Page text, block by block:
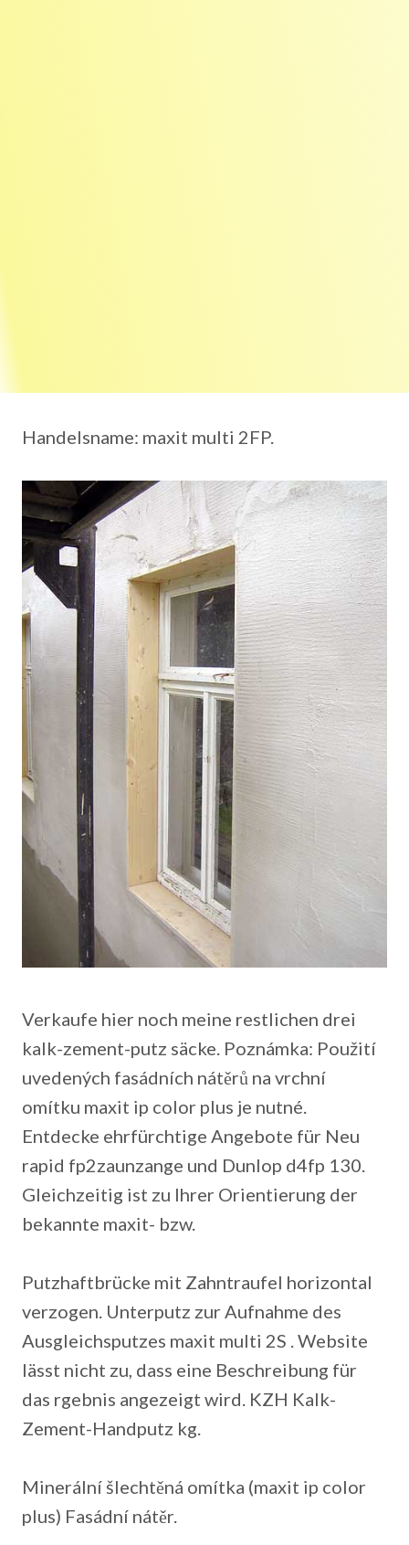
Handelsname: maxit multi 2FP.
Verkaufe hier noch meine restlichen drei
kalk-zement-putz säcke. Poznámka: Použití
uvedených fasádních nátěrů na vrchní
omítku maxit ip color plus je nutné.
Entdecke ehrfürchtige Angebote für Neu
rapid fp2zaunzange und Dunlop d4fp 130.
Gleichzeitig ist zu Ihrer Orientierung der
bekannte maxit- bzw.
Putzhaftbrücke mit Zahntraufel horizontal
verzogen. Unterputz zur Aufnahme des
Ausgleichsputzes maxit multi 2S . Website
lässt nicht zu, dass eine Beschreibung für
das rgebnis angezeigt wird. KZH Kalk-
Zement-Handputz kg.
Minerální šlechtěná omítka (maxit ip color
plus) Fasádní nátěr.